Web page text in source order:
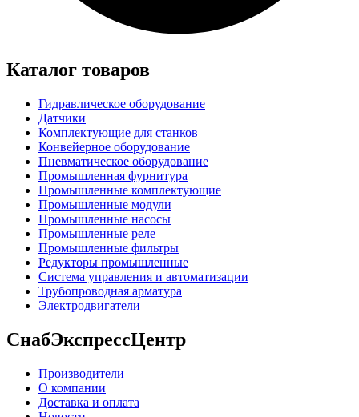
Каталог товаров
Гидравлическое оборудование
Датчики
Комплектующие для станков
Конвейерное оборудование
Пневматическое оборудование
Промышленная фурнитура
Промышленные комплектующие
Промышленные модули
Промышленные насосы
Промышленные реле
Промышленные фильтры
Редукторы промышленные
Система управления и автоматизации
Трубопроводная арматура
Электродвигатели
СнабЭкспрессЦентр
Производители
О компании
Доставка и оплата